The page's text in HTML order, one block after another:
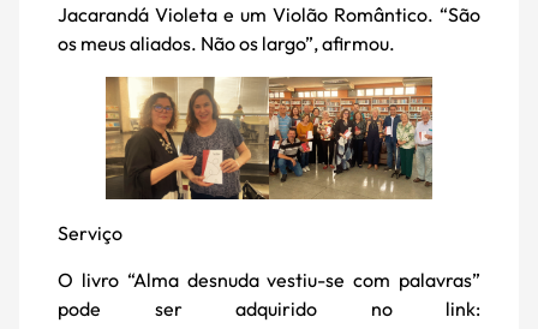
Jacarandá Violeta e um Violão Romântico. “São
os meus aliados. Não os largo”, afirmou.
Serviço
O livro “Alma desnuda vestiu-se com palavras”
pode ser adquirido no link: